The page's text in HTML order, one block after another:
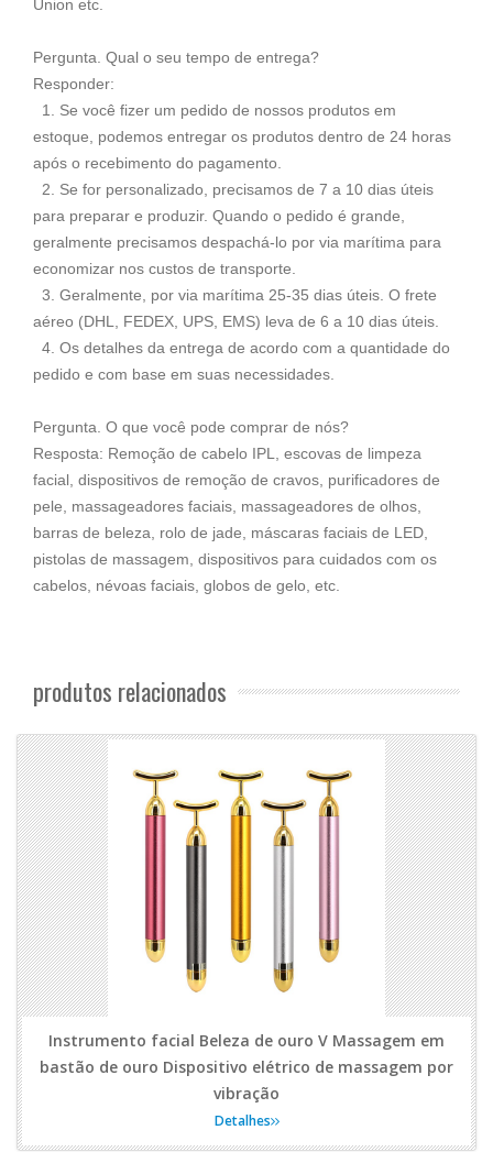
Union etc.
Pergunta. Qual o seu tempo de entrega?
Responder:
1. Se você fizer um pedido de nossos produtos em
estoque, podemos entregar os produtos dentro de 24 horas
após o recebimento do pagamento.
2. Se for personalizado, precisamos de 7 a 10 dias úteis
para preparar e produzir. Quando o pedido é grande,
geralmente precisamos despachá-lo por via marítima para
economizar nos custos de transporte.
3. Geralmente, por via marítima 25-35 dias úteis. O frete
aéreo (DHL, FEDEX, UPS, EMS) leva de 6 a 10 dias úteis.
4. Os detalhes da entrega de acordo com a quantidade do
pedido e com base em suas necessidades.
Pergunta. O que você pode comprar de nós?
Resposta: Remoção de cabelo IPL, escovas de limpeza
facial, dispositivos de remoção de cravos, purificadores de
pele, massageadores faciais, massageadores de olhos,
barras de beleza, rolo de jade, máscaras faciais de LED,
pistolas de massagem, dispositivos para cuidados com os
cabelos, névoas faciais, globos de gelo, etc.
produtos relacionados
Instrumento facial Beleza de ouro V Massagem em
bastão de ouro Dispositivo elétrico de massagem por
vibração
Detalhes